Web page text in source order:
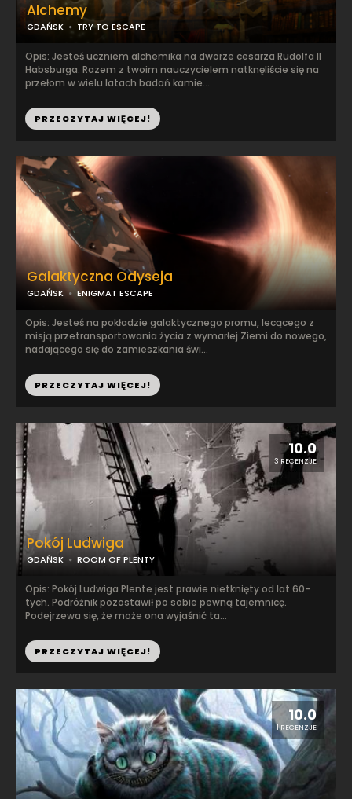
Alchemy
GDAŃSK TRY TO ESCAPE
Opis: Jesteś uczniem alchemika na dworze cesarza Rudolfa II
Habsburga. Razem z twoim nauczycielem natknęliście się na
przełom w wielu latach badań kamie...
PRZECZYTAJ WIĘCEJ!
Galaktyczna Odyseja
GDAŃSK ENIGMAT ESCAPE
Opis: Jesteś na pokładzie galaktycznego promu, lecącego z
misją przetransportowania życia z wymarłej Ziemi do nowego,
nadającego się do zamieszkania świ...
PRZECZYTAJ WIĘCEJ!
10.0
3 RECENZJE
Pokój Ludwiga
GDAŃSK ROOM OF PLENTY
Opis: Pokój Ludwiga Plente jest prawie nietknięty od lat 60-
tych. Podróżnik pozostawił po sobie pewną tajemnicę.
Podejrzewa się, że może ona wyjaśnić ta...
PRZECZYTAJ WIĘCEJ!
10.0
1 RECENZJE